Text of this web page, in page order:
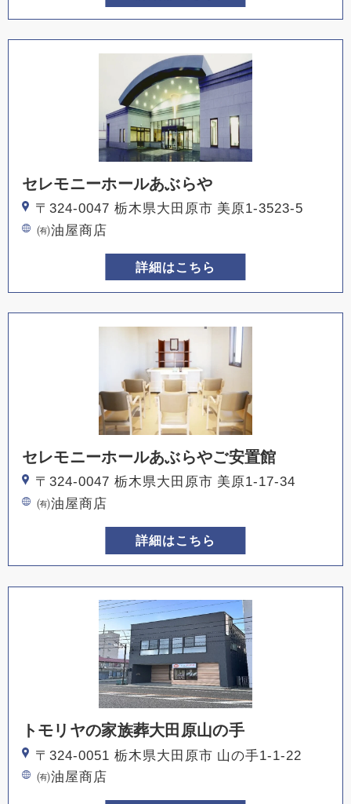
セレモニーホールあぶらや
〒324-0047 栃木県大田原市 美原1-3523-5
㈲油屋商店
詳細はこちら
セレモニーホールあぶらやご安置館
〒324-0047 栃木県大田原市 美原1-17-34
㈲油屋商店
詳細はこちら
トモリヤの家族葬大田原山の手
〒324-0051 栃木県大田原市 山の手1-1-22
㈲油屋商店